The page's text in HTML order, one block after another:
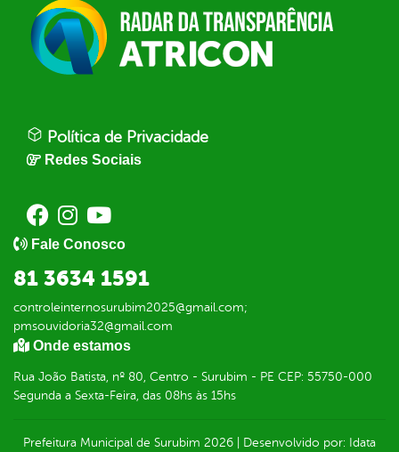
Política de Privacidade
Redes Sociais
Fale Conosco
81 3634 1591
controleinternosurubim2025@gmail.com;
pmsouvidoria32@gmail.com
Onde estamos
Rua João Batista, nº 80, Centro - Surubim - PE CEP: 55750-000
Segunda a Sexta-Feira, das 08hs às 15hs
Prefeitura Municipal de Surubim 2026 Desenvolvido por: Idata